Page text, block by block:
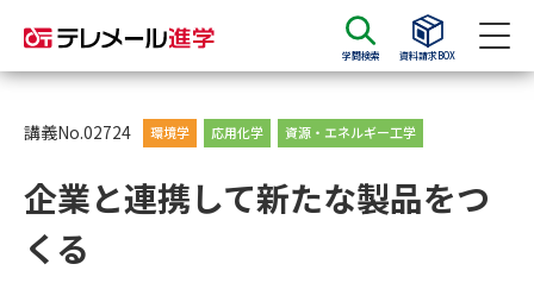
学問検索 資料請求BOX
資料請求 資料検索
大学・短大の資料種類から請求
講義No.02724 環境学 応用化学 資源・エネルギー工学
企業と連携して新たな製品をつ
くる